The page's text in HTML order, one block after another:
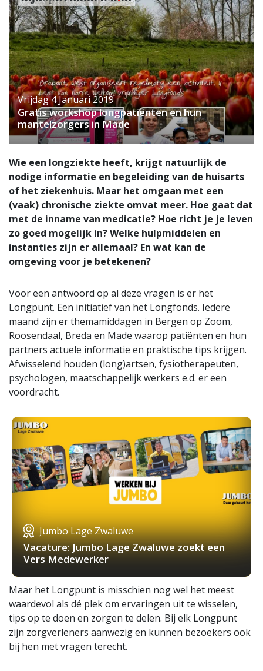
Vrijdag 4 Januari 2019
Gratis workshop longpatiënten en hun
mantelzorgers in Made
Wie een longziekte heeft, krijgt natuurlijk de
nodige informatie en begeleiding van de huisarts
of het ziekenhuis. Maar het omgaan met een
(vaak) chronische ziekte omvat meer. Hoe gaat dat
met de inname van medicatie? Hoe richt je je leven
zo goed mogelijk in? Welke hulpmiddelen en
instanties zijn er allemaal? En wat kan de
omgeving voor je betekenen?
Voor een antwoord op al deze vragen is er het
Longpunt. Een initiatief van het Longfonds. Iedere
maand zijn er themamiddagen in Bergen op Zoom,
Roosendaal, Breda en Made waarop patiënten en hun
partners actuele informatie en praktische tips krijgen.
Afwisselend houden (long)artsen, fysiotherapeuten,
psychologen, maatschappelijk werkers e.d. er een
voordracht.
Jumbo Lage Zwaluwe
Vacature: Jumbo Lage Zwaluwe zoekt een
Vers Medewerker
Maar het Longpunt is misschien nog wel het meest
waardevol als dé plek om ervaringen uit te wisselen,
tips op te doen en zorgen te delen. Bij elk Longpunt
zijn zorgverleners aanwezig en kunnen bezoekers ook
bij hen met vragen terecht.